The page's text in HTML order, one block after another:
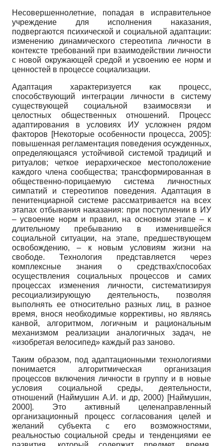
Несовершеннолетние, попадая в исправительное
учреждение для исполнения наказания,
подвергаются психической и социальной адаптации:
изменению динамического стереотипа личности в
контексте требований при взаимодействии личности
с новой окружающей средой и усвоению ее норм и
ценностей в процессе социализации.
Адаптация характеризуется как процесс,
способствующий интеграции личности в систему
существующей социальной взаимосвязи и
целостных общественных отношений. Процесс
адаптирования в условиях ИУ усложнен рядом
факторов [Некоторые особенности процесса, 2005]:
повышенная регламентация поведения осужденных,
определяющаяся устойчивой системой традиций и
ритуалов; четкое иерархическое местоположение
каждого члена сообщества; трансформированная в
общественно-порицаемую система личностных
симпатий и стереотипов поведения. Адаптация в
пенитенциарной системе рассматривается на всех
этапах отбывания наказания: при поступлении в ИУ
– усвоение норм и правил, на основном этапе – к
длительному пребыванию в изменившейся
социальной ситуации, на этапе, предшествующем
освобождению, – к новым условиям жизни на
свободе. Технология представляется через
комплексные знания о средствах/способах
осуществления социальных процессов и самих
процессах изменения личности, систематизируя
ресоциализирующую деятельность, позволяя
выполнять ее относительно разных лиц, в разное
время, внося необходимые коррективы, но являясь
канвой, алгоритмом, логичным и рациональным
механизмом реализации аналогичных задач, не
«изобретая велосипед» каждый раз заново.
Таким образом, под адаптационными технологиями
понимается алгоритмическая организация
процессов включения личности в группу и в новые
условия социальной среды, деятельности,
отношений (Наймушин А.И. и др, 2000) [Наймушин,
2000]. Это активный целенаправленный
организационный процесс согласования целей и
желаний субъекта с его возможностями,
реальностью социальной среды и тенденциями ее